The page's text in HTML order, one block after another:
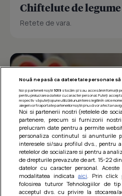
Chiftelute de legume
Retete de vara.
Barcute din vinete
Nouă ne pasă ca datele tale personale
Noi și partenerii noștri 1019stocăm și/sau accesăm informații
pentru prelucrarea datelor cu caracter personal. Puteți
respectiv vă puteți opune utilizării unui interes legitim în orice
alegeri vor fi raportate partenerilor noștri și nu vă vor afecta
Noi si partenerii nostri (retelele de
partenere, precum si furnizorii
prelucram date pentru a permite
personaliza continutul si anunturile
interesele si/sau profilul dvs., pentru
retelelor de socializare si pentru a
de drepturile prevazute de art. 15-22
datelor cu caracter personal.
modalitatea indicataaici . Prin click
folosirea tuturor Tehnologiilor de
acceptul dvs. cu privire la stocarea/